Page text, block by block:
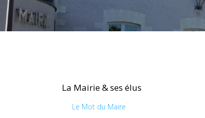
La Mairie & ses élus
Le Mot du Maire